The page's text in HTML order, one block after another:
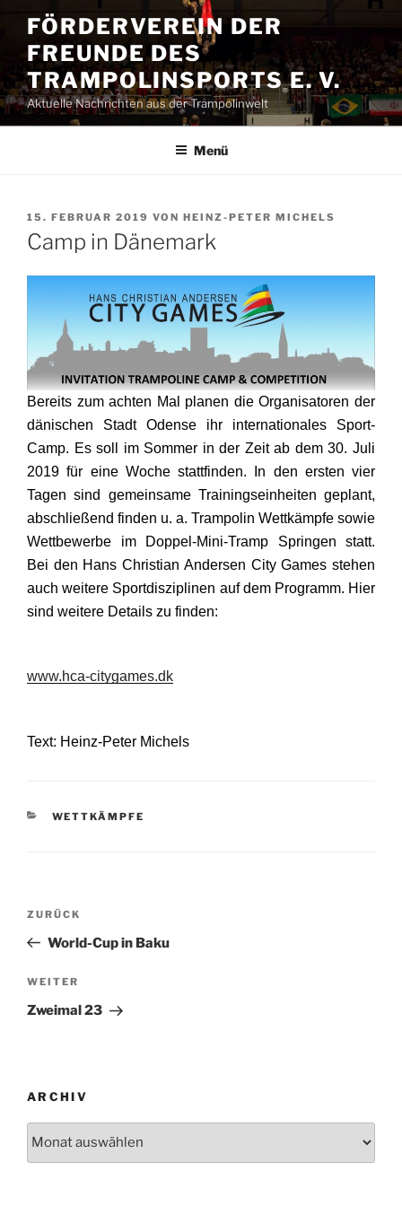
Inhalt
springen
FÖRDERVEREIN DER
FREUNDE DES
TRAMPOLINSPORTS E. V.
Aktuelle Nachrichten aus der Trampolinwelt
Menü
VERÖFFENTLICHT
AM
15. FEBRUAR 2019 VON HEINZ-PETER MICHELS
Camp in Dänemark
Bereits zum achten Mal planen die Organisatoren der
dänischen Stadt Odense ihr internationales Sport-
Camp. Es soll im Sommer in der Zeit ab dem 30. Juli
2019 für eine Woche stattfinden. In den ersten vier
Tagen sind gemeinsame Trainingseinheiten geplant,
abschließend finden u. a. Trampolin Wettkämpfe sowie
Wettbewerbe im Doppel-Mini-Tramp Springen statt.
Bei den Hans Christian Andersen City Games stehen
auch weitere Sportdisziplinen auf dem Programm. Hier
sind weitere Details zu finden:
www.hca-citygames.dk
Text: Heinz-Peter Michels
KATEGORIEN
WETTKÄMPFE
Beitragsnavigation
Vorheriger
Beitrag
ZURÜCK
World-Cup in Baku
Nächster
Beitrag
WEITER
Zweimal 23
ARCHIV